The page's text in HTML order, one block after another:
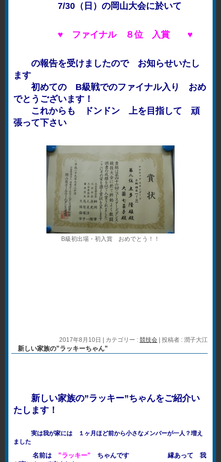
7/30（日）の岡山大会に於いて
♥ ファイナル ８位 入賞 ♥
の報告を受けましたので お知らせいたし
ます
初めての B級戦でのファイナル入り おめ
でとうございます！
これからも ドンドン 上を目指して 頑
張って下さい
B級初出場・初入賞 おめでとう！！
2017年8月10日 | カテゴリー : 競技会 | 投稿者 : 潤子大江
新しい家族の”ラッキーちゃん”
新しい家族の”ラッキー”ちゃんをご紹介い
たします！
実は我が家には １ヶ月ほど前から小さなメンバーが一人？増え
ました
名前は ”ラッキー” ちゃんです 縁あって 我